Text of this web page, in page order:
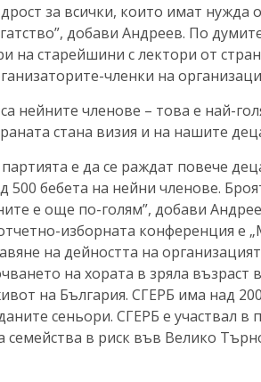
за всички, които имат нужда
добави Андреев. По
на старейшини с лектори от
членки на
нейните членове – това е най-
стана визия и на нашите
е да се раждат повече
500 бебета на нейни членове.
е още по-голям”, добави
изборната конференция е
на дейността на
на хората в зряла възраст
на България. СГЕРБ има над
сеньори. СГЕРБ е участвал в
в риск във Велико